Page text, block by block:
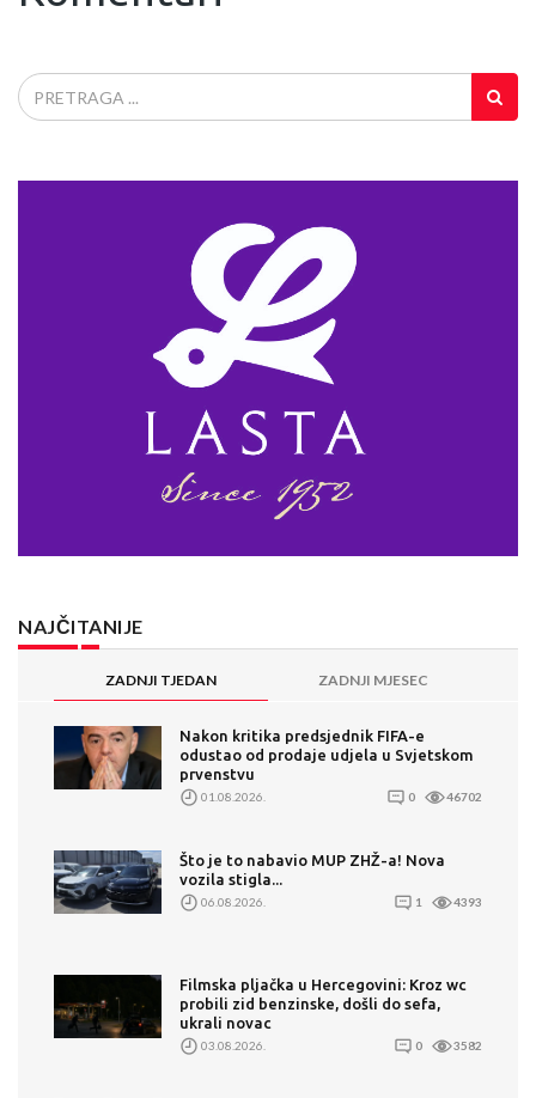
NAJČITANIJE
ZADNJI TJEDAN ZADNJI MJESEC
Nakon kritika predsjednik FIFA-e
odustao od prodaje udjela u Svjetskom
prvenstvu
01.08.2026. 0 46702
Što je to nabavio MUP ZHŽ-a! Nova
vozila stigla...
06.08.2026. 1 4393
Filmska pljačka u Hercegovini: Kroz wc
probili zid benzinske, došli do sefa,
ukrali novac
03.08.2026. 0 3582